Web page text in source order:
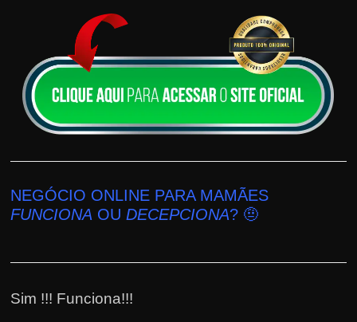
NEGÓCIO ONLINE PARA MAMÃES
FUNCIONA OUDECEPCIONA? 🤨
Sim !!! Funciona!!!